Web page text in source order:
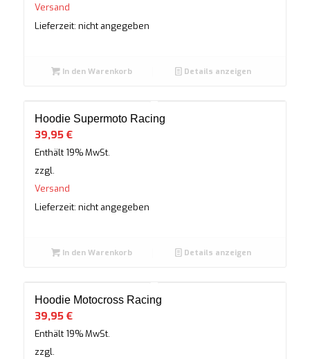
Versand
Lieferzeit: nicht angegeben
In den Warenkorb Details anzeigen
Hoodie Supermoto Racing
39,95 €
Enthält 19% MwSt.
zzgl.
Versand
Lieferzeit: nicht angegeben
In den Warenkorb Details anzeigen
Hoodie Motocross Racing
39,95 €
Enthält 19% MwSt.
zzgl.